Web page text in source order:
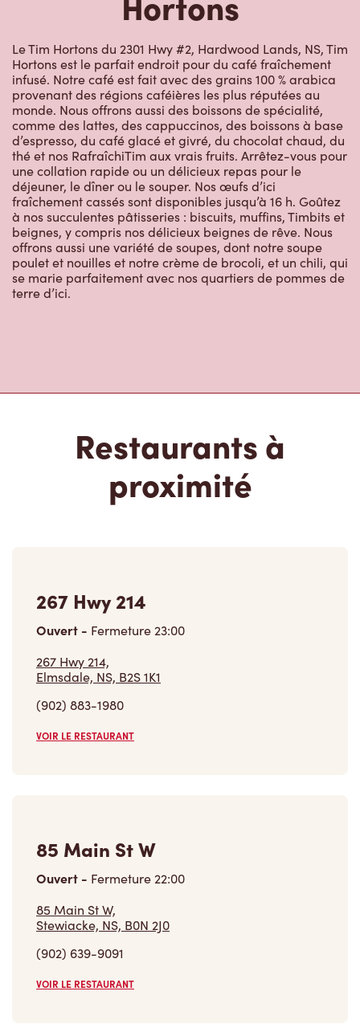
Le Tim Hortons du 2301 Hwy #2, Hardwood Lands, NS, Tim
Hortons est le parfait endroit pour du café fraîchement
infusé. Notre café est fait avec des grains 100 % arabica
provenant des régions caféières les plus réputées au
monde. Nous offrons aussi des boissons de spécialité,
comme des lattes, des cappuccinos, des boissons à base
d’espresso, du café glacé et givré, du chocolat chaud, du
thé et nos RafraîchiTim aux vrais fruits. Arrêtez-vous pour
une collation rapide ou un délicieux repas pour le
déjeuner, le dîner ou le souper. Nos œufs d’ici
fraîchement cassés sont disponibles jusqu’à 16 h. Goûtez
à nos succulentes pâtisseries : biscuits, muffins, Timbits et
beignes, y compris nos délicieux beignes de rêve. Nous
offrons aussi une variété de soupes, dont notre soupe
poulet et nouilles et notre crème de brocoli, et un chili, qui
se marie parfaitement avec nos quartiers de pommes de
terre d’ici.
Restaurants à
proximité
267 Hwy 214
Ouvert - Fermeture23:00
267 Hwy 214,
Elmsdale, NS, B2S 1K1
(902) 883-1980
VOIR LE RESTAURANT
85 Main St W
Ouvert - Fermeture22:00
85 Main St W,
Stewiacke, NS, B0N 2J0
(902) 639-9091
VOIR LE RESTAURANT